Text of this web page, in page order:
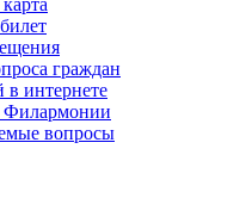
граждан
в интернете
Филармонии
вопросы